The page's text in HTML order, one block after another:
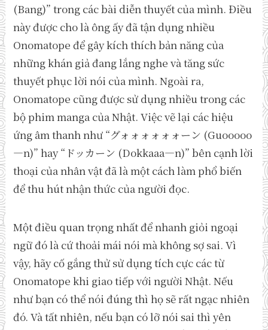
(Bang)” trong các bài diễn thuyết của mình. Điều
này được cho là ông ấy đã tận dụng nhiều
Onomatope để gây kích thích bản năng của
những khán giả đang lắng nghe và tăng sức
thuyết phục lời nói của mình. Ngoài ra,
Onomatope cũng được sử dụng nhiều trong các
bộ phim manga của Nhật. Việc vẽ lại các hiệu
ứng âm thanh như “グォォォォォォーン (Guooooo
—n)” hay “ドッカーン (Dokkaaa—n)” bên cạnh lời
thoại của nhân vật đã là một cách làm phổ biến
để thu hút nhận thức của người đọc.
Một điều quan trọng nhất để nhanh giỏi ngoại
ngữ đó là cứ thoải mái nói mà không sợ sai. Vì
vậy, hãy cố gắng thử sử dụng tích cực các từ
Onomatope khi giao tiếp với người Nhật. Nếu
như bạn có thể nói đúng thì họ sẽ rất ngạc nhiên
đó. Và tất nhiên, nếu bạn có lỡ nói sai thì yên